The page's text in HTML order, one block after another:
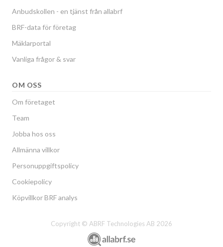
Anbudskollen - en tjänst från allabrf
BRF-data för företag
Mäklarportal
Vanliga frågor & svar
OM OSS
Om företaget
Team
Jobba hos oss
Allmänna villkor
Personuppgiftspolicy
Cookiepolicy
Köpvillkor BRF analys
Copyright © ABRF Technologies AB 2026